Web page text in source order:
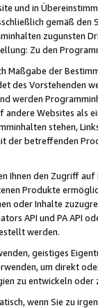
und in
gemäß
zugunsten
Zu den
Maßgabe der
des Vorstehenden
werden
Websites als
stehen,
der betreffenden
Ihnen den Zugriff
Produkte
oder Inhalte
API und PA API
werden.
geistiges
um direkt
zu entwickeln
wenn Sie zu